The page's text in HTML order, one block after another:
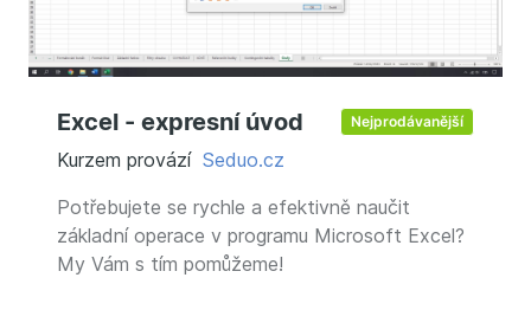
video
Excel - expresní úvod Nejprodávanější
Kurzem provází Seduo.cz
Potřebujete se rychle a efektivně naučit
základní operace v programu Microsoft Excel?
My Vám s tím pomůžeme!